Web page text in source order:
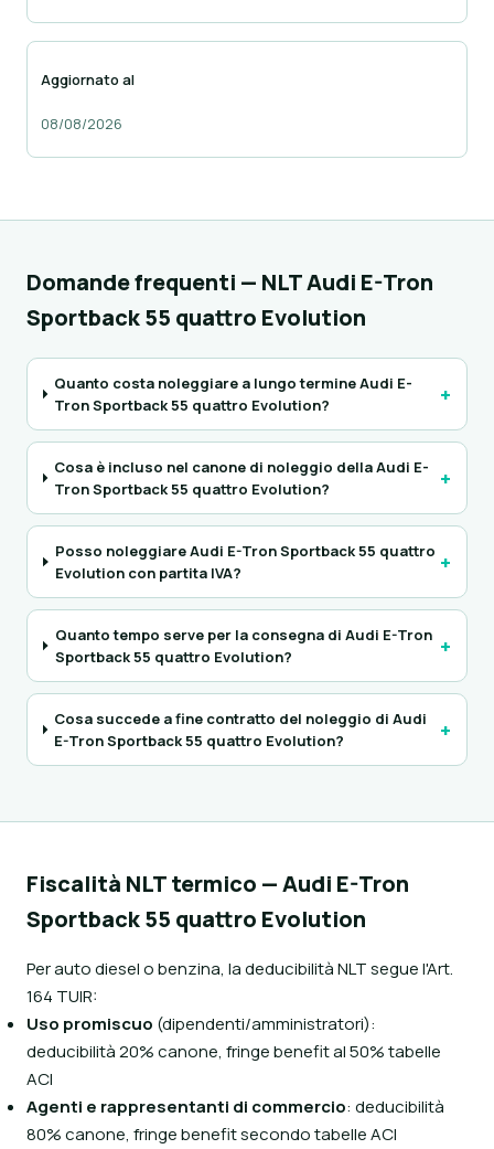
Aggiornato al
08/08/2026
Domande frequenti — NLT Audi E-Tron
Sportback 55 quattro Evolution
Quanto costa noleggiare a lungo termine Audi E-
Tron Sportback 55 quattro Evolution?
+
Cosa è incluso nel canone di noleggio della Audi E-
Tron Sportback 55 quattro Evolution?
+
Posso noleggiare Audi E-Tron Sportback 55 quattro
Evolution con partita IVA?
+
Quanto tempo serve per la consegna di Audi E-Tron
Sportback 55 quattro Evolution?
+
Cosa succede a fine contratto del noleggio di Audi
E-Tron Sportback 55 quattro Evolution?
+
Fiscalità NLT termico — Audi E-Tron
Sportback 55 quattro Evolution
Per auto diesel o benzina, la deducibilità NLT segue l'Art.
164 TUIR:
Uso promiscuo (dipendenti/amministratori):
deducibilità 20% canone, fringe benefit al 50% tabelle
ACI
Agenti e rappresentanti di commercio: deducibilità
80% canone, fringe benefit secondo tabelle ACI